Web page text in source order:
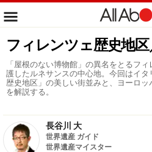
フィレンツェ歴史地
「屋根のない博物館」の異名をとるフ
護したルネサンスの中心地。今回はイ
歴史地区」の美しい街並みと、ヨーロ
を解説する。
長谷川 大
世界遺産 ガイド
世界遺産マイスター